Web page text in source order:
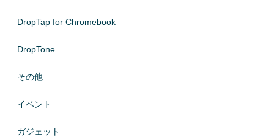
DropTap for Chromebook
DropTone
その他
イベント
ガジェット